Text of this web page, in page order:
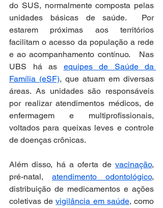
do SUS, normalmente composta pelas
unidades básicas de saúde.  Por
estarem próximas aos territórios
facilitam o acesso da população a rede
e ao acompanhamento contínuo.   Nas
UBS há as equipes de Saúde da
Família (eSF), que atuam em diversas
áreas. As unidades são responsáveis
por realizar atendimentos médicos, de
enfermagem e multiprofissionais,
voltados para queixas leves e controle
de doenças crônicas.
Além disso, há a oferta de vacinação,
pré-natal, atendimento odontológico,
distribuição de medicamentos e ações
coletivas de vigilância em saúde, como